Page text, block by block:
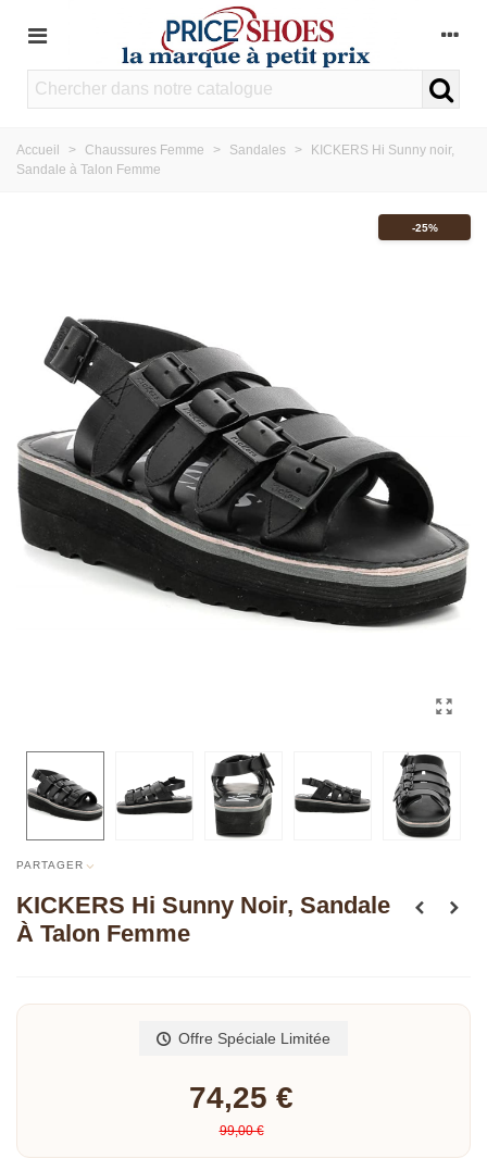
Accueil > Chaussures Femme > Sandales >
KICKERS Hi Sunny noir,
Sandale à Talon Femme
-25%
PARTAGER
KICKERS Hi Sunny Noir, Sandale
À Talon Femme
Offre Spéciale Limitée
74,25 €
99,00 €